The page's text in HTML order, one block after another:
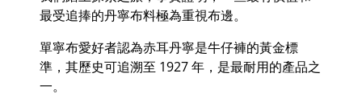
最受追捧的丹寧布料極為重視布邊。
單寧布愛好者認為赤耳丹寧是牛仔褲的黃金標
準，其歷史可追溯至 1927年，是最耐用的產品之
一。